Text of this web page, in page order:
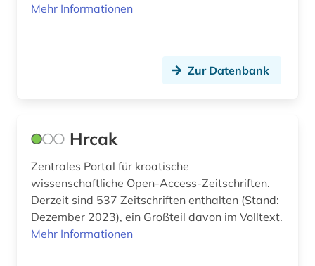
Mehr Informationen
Zur Datenbank
Hrcak
Zentrales Portal für kroatische
wissenschaftliche Open-Access-Zeitschriften.
Derzeit sind 537 Zeitschriften enthalten (Stand:
Dezember 2023), ein Großteil davon im Volltext.
Mehr Informationen